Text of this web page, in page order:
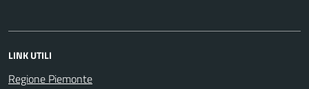
LINK UTILI
Regione Piemonte